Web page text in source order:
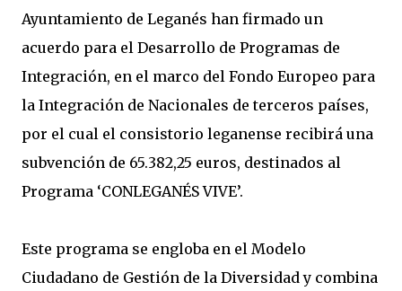
Ayuntamiento de Leganés han firmado un
acuerdo para el Desarrollo de Programas de
Integración, en el marco del Fondo Europeo para
la Integración de Nacionales de terceros países,
por el cual el consistorio leganense recibirá una
subvención de 65.382,25 euros, destinados al
Programa ‘CONLEGANÉS VIVE’.
Este programa se engloba en el Modelo
Ciudadano de Gestión de la Diversidad y combina